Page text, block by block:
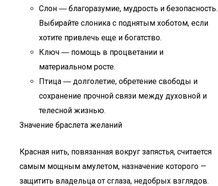
Слон ― благоразумие, мудрость и безопасность.
Выбирайте слоника с поднятым хоботом, если
хотите привлечь еще и богатство.
Ключ ― помощь в процветании и
материальном росте.
Птица ― долголетие, обретение свободы и
сохранение прочной связи между духовной и
телесной жизнью.
Значение браслета желаний
Красная нить, повязанная вокруг запястья, считается
самым мощным амулетом, назначение которого —
защитить владельца от сглаза, недобрых взглядов.